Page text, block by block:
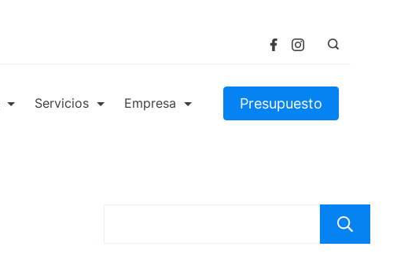
Servicios Empresa Presupuesto